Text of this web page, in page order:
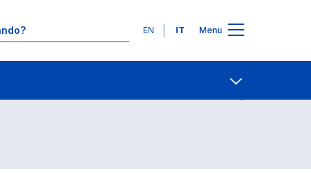
Lingue
EN IT Menu